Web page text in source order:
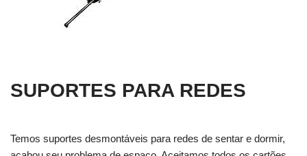
SUPORTES PARA REDES
Temos suportes desmontáveis para redes de sentar e dormir,